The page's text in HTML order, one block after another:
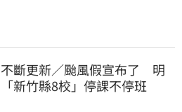
不斷更新／颱風假宣布了 明
「新竹縣8校」停課不停班